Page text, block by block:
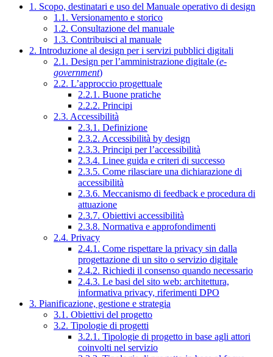
1. Scopo, destinatari e uso del Manuale operativo di design
1.1. Versionamento e storico
1.2. Consultazione del manuale
1.3. Contribuisci al manuale
2. Introduzione al design per i servizi pubblici digitali
2.1. Design per l’amministrazione digitale (e-
government)
2.2. L’approccio progettuale
2.2.1. Buone pratiche
2.2.2. Principi
2.3. Accessibilità
2.3.1. Definizione
2.3.2. Accessibilità by design
2.3.3. Principi per l’accessibilità
2.3.4. Linee guida e criteri di successo
2.3.5. Come rilasciare una dichiarazione di
accessibilità
2.3.6. Meccanismo di feedback e procedura di
attuazione
2.3.7. Obiettivi accessibilità
2.3.8. Normativa e approfondimenti
2.4. Privacy
2.4.1. Come rispettare la privacy sin dalla
progettazione di un sito o servizio digitale
2.4.2. Richiedi il consenso quando necessario
2.4.3. Le basi del sito web: architettura,
informativa privacy, riferimenti DPO
3. Pianificazione, gestione e strategia
3.1. Obiettivi del progetto
3.2. Tipologie di progetti
3.2.1. Tipologie di progetto in base agli attori
coinvolti nel servizio